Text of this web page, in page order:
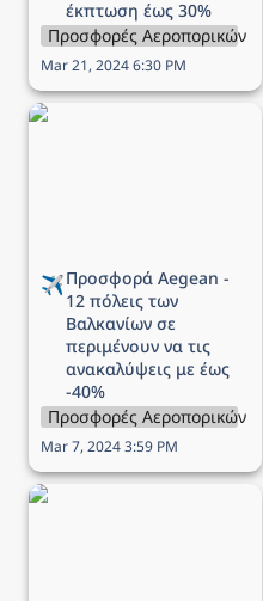
έκπτωση έως 30%
Προσφορές Αεροπορικών
Mar 21, 2024 6:30 PM
Προσφορά Aegean - 12
✈️Προσφορά Aegean -
12 πόλεις των
Βαλκανίων σε
περιμένουν να τις
ανακαλύψεις με έως
-40%
Προσφορές Αεροπορικών
Mar 7, 2024 3:59 PM
Προσφορά Aegean For